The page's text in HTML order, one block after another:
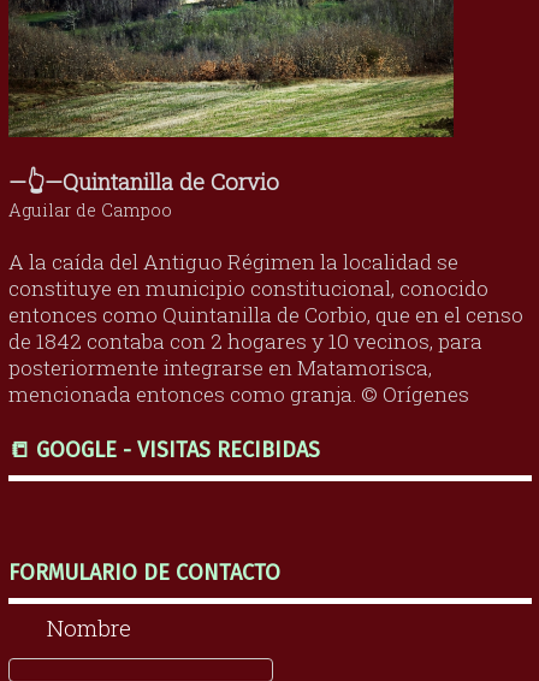
—👆—Quintanilla de Corvio
Aguilar de Campoo
A la caída del Antiguo Régimen la localidad se
constituye en municipio constitucional, conocido
entonces como Quintanilla de Corbio, que en el censo
de 1842 contaba con 2 hogares y 10 vecinos, para
posteriormente integrarse en Matamorisca,
mencionada entonces como granja. © Orígenes
📒 GOOGLE - VISITAS RECIBIDAS
FORMULARIO DE CONTACTO
Nombre